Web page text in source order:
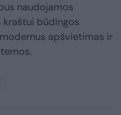
naudojamos
kraštui būdingos
apšvietimas ir